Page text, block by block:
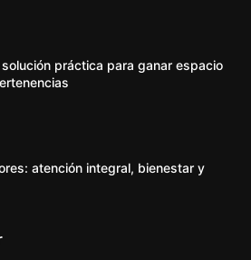
práctica para ganar espacio
atención integral, bienestar y